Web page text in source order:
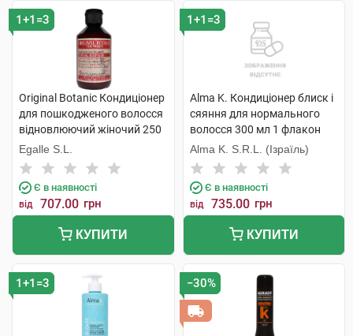
1+1=3
Original Botanic Кондиціонер
для пошкодженого волосся
відновлюючий жіночий 250
мл 1 флакон
Egalle S.L.
Є в наявності
від 707.00 грн
КУПИТИ
1+1=3
Alma K. Кондиціонер блиск і
сяяння для нормального
волосся 300 мл 1 флакон
Alma K. S.R.L. (Ізраїль)
Є в наявності
від 735.00 грн
КУПИТИ
1+1=3 −30%